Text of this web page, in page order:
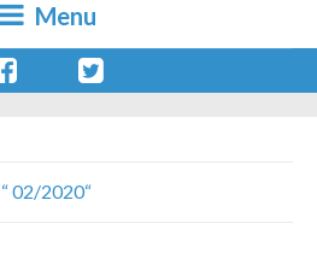
Menu
02/2020